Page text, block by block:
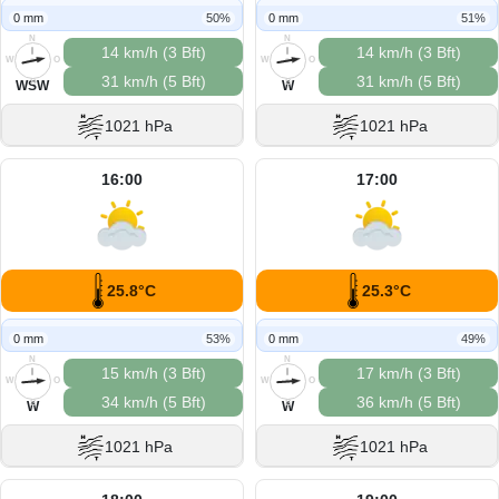
0 mm 50%
N
O
S
W
WSW
14 km/h (3 Bft)
31 km/h (5 Bft)
1021 hPa
0 mm 51%
N
O
S
W
W
14 km/h (3 Bft)
31 km/h (5 Bft)
1021 hPa
16:00
25.8°C
0 mm 53%
N
O
S
W
W
15 km/h (3 Bft)
34 km/h (5 Bft)
1021 hPa
17:00
25.3°C
0 mm 49%
N
O
S
W
W
17 km/h (3 Bft)
36 km/h (5 Bft)
1021 hPa